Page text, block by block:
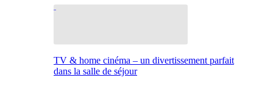
TV & home cinéma – un divertissement parfait
dans la salle de séjour